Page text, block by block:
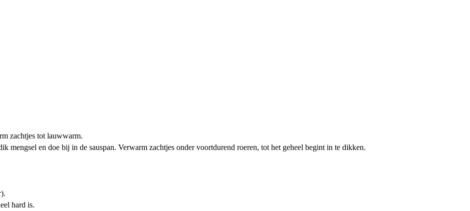
zachtjes tot lauwwarm.
mengsel en doe bij in de sauspan. Verwarm zachtjes onder voortdurend roeren, tot het geheel begint in te dikken.
hard is.